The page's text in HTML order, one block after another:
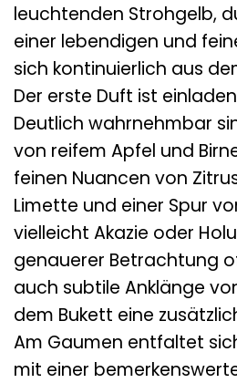
leuchtenden Strohgelb,
einer lebendigen und
sich kontinuierlich aus
Der erste Duft ist
Deutlich wahrnehmbar
von reifem Apfel und
feinen Nuancen von
Limette und einer Spur
vielleicht Akazie oder
genauerer Betrachtung
auch subtile Anklänge
dem Bukett eine
Am Gaumen entfaltet
mit einer